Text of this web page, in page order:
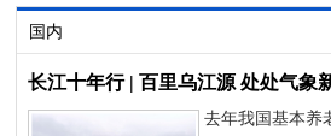
国内
长江十年行 | 百里乌江源 处处气象
去年我国基本养